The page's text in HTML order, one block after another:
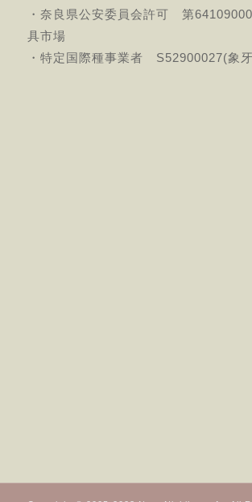
・奈良県公安委員会許可 第
具市場
・特定国際種事業者 S52900027(象